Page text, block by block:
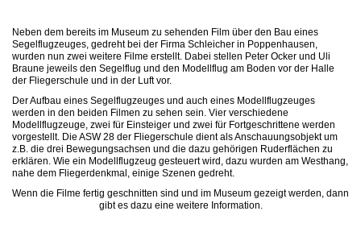
Neben dem bereits im Museum zu sehenden Film über den Bau eines
Segelflugzeuges, gedreht bei der Firma Schleicher in Poppenhausen,
wurden nun zwei weitere Filme erstellt. Dabei stellen Peter Ocker und Uli
Braune jeweils den Segelflug und den Modellflug am Boden vor der Halle
der Fliegerschule und in der Luft vor.
Der Aufbau eines Segelflugzeuges und auch eines Modellflugzeuges
werden in den beiden Filmen zu sehen sein. Vier verschiedene
Modellflugzeuge, zwei für Einsteiger und zwei für Fortgeschrittene werden
vorgestellt. Die ASW 28 der Fliegerschule dient als Anschauungsobjekt um
z.B. die drei Bewegungsachsen und die dazu gehörigen Ruderflächen zu
erklären. Wie ein Modellflugzeug gesteuert wird, dazu wurden am Westhang,
nahe dem Fliegerdenkmal, einige Szenen gedreht.
Wenn die Filme fertig geschnitten sind und im Museum gezeigt werden, dann
gibt es dazu eine weitere Information.